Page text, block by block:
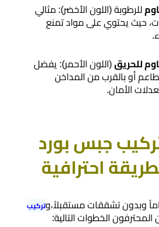
للرطوبة (اللون الأخضر): مثالي
حيث يحتوي على مواد تمنع
للحريق(اللون الأحمر): يفضل
أو بالقرب من المداخن
الأمان.
جبس بورد
احترافية
وبدون تشققات مستقبلاً،وتركيب
المحترفون الخطوات التالية: